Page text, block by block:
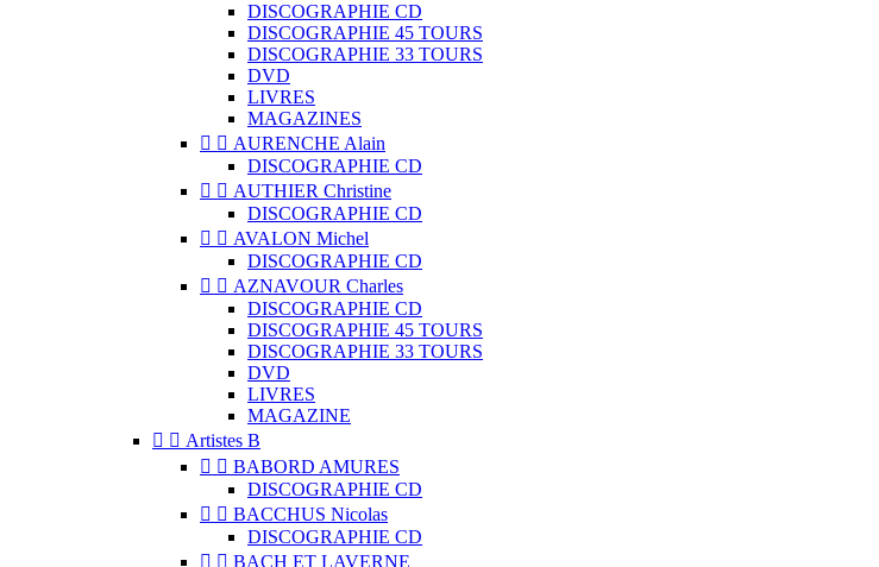
DISCOGRAPHIE CD
DISCOGRAPHIE 45 TOURS
DISCOGRAPHIE 33 TOURS
DVD
LIVRES
MAGAZINES
  AURENCHE Alain
DISCOGRAPHIE CD
  AUTHIER Christine
DISCOGRAPHIE CD
  AVALON Michel
DISCOGRAPHIE CD
  AZNAVOUR Charles
DISCOGRAPHIE CD
DISCOGRAPHIE 45 TOURS
DISCOGRAPHIE 33 TOURS
DVD
LIVRES
MAGAZINE
  Artistes B
  BABORD AMURES
DISCOGRAPHIE CD
  BACCHUS Nicolas
DISCOGRAPHIE CD
  BACH ET LAVERNE